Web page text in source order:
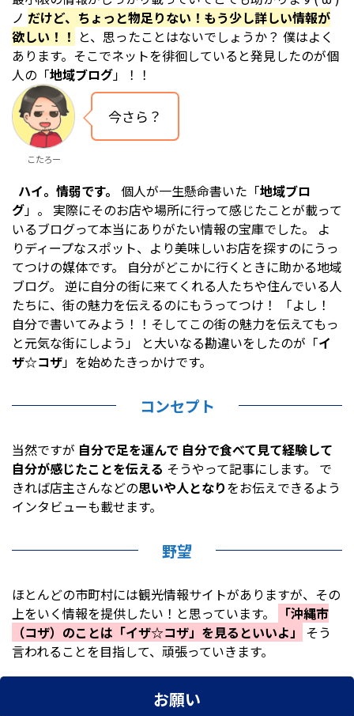
ノ だけど、ちょっと物足りない！もう少し詳しい情報が
欲しい！！ と、思ったことはないでしょうか？ 僕はよく
あります。そこでネットを徘徊していると発見したのが個
人の「地域ブログ」！！
こたろー
今さら？
ハイ。情弱です。 個人が一生懸命書いた「地域ブロ
グ」。 実際にそのお店や場所に行って感じたことが載って
いるブログって本当にありがたい情報の宝庫でした。 よ
りディープなスポット、より美味しいお店を探すのにうっ
てつけの媒体です。 自分がどこかに行くときに助かる地域
ブログ。 逆に自分の街に来てくれる人たちや住んでいる人
たちに、街の魅力を伝えるのにもうってつけ！
「よし！
自分で書いてみよう！！そしてこの街の魅力を伝えてもっ
と元気な街にしよう 」 と大いなる勘違いをしたのが「イ
ザ☆コザ」を始めたきっかけです。
コンセプト
当然ですが 自分で足を運んで 自分で食べて見て経験して
自分が感じたことを伝える そうやって記事にします。 で
きれば店主さんなどの思いや人となりをお伝えできるよう
インタビューも載せます。
野望
ほとんどの市町村には観光情報サイトがありますが、その
上をいく情報を提供したい！と思っています。
「沖縄市
（コザ）のことは「イザ☆コザ」を見るといいよ」
そう
言われることを目指して、頑張っていきます。
お願い